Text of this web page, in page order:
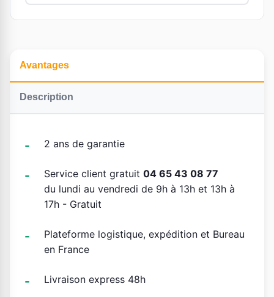
Avantages
Description
2 ans de garantie
Service client gratuit 04 65 43 08 77
du lundi au vendredi de 9h à 13h et 13h à
17h - Gratuit
Plateforme logistique, expédition et Bureau
en France
Livraison express 48h